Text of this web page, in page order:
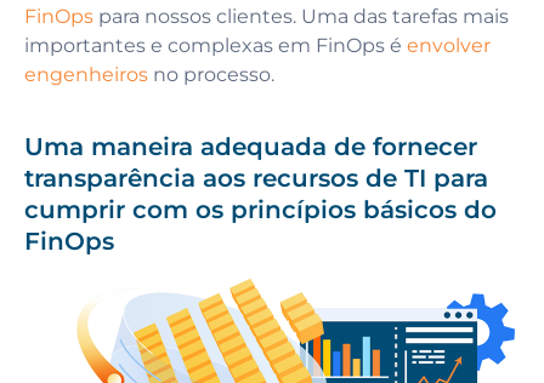
FinOps para nossos clientes. Uma das tarefas mais
importantes e complexas em FinOps é envolver
engenheiros no processo.
Uma maneira adequada de fornecer
transparência aos recursos de TI para
cumprir com os princípios básicos do
FinOps